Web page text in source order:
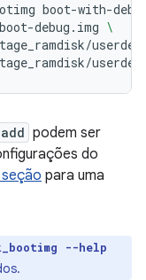
boot-with-
debug.img \
podem ser
do
para uma
--help